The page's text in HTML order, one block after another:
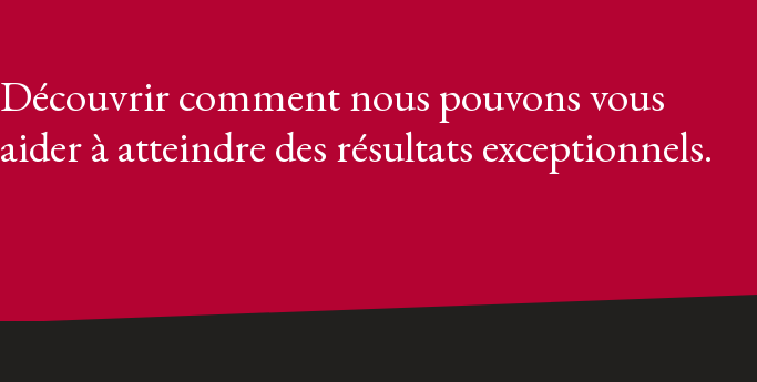
Découvrir comment nous pouvons vous
aider à atteindre des résultats exceptionnels.